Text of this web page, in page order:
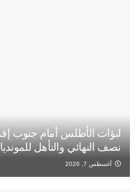
لبؤات الأطلس أمام جنوب
نصف النهائي والتأهل
أغسطس 7, 2026